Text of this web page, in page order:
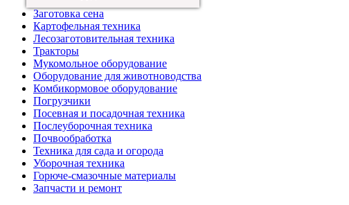
Заготовка сена
Картофельная техника
Лесозаготовительная техника
Тракторы
Мукомольное оборудование
Оборудование для животноводства
Комбикормовое оборудование
Погрузчики
Посевная и посадочная техника
Послеуборочная техника
Почвообработка
Техника для сада и огорода
Уборочная техника
Горюче-смазочные материалы
Запчасти и ремонт